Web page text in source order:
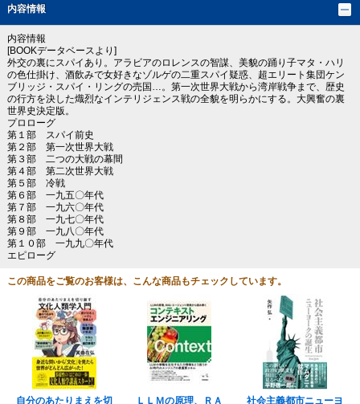
内容情報
内容情報
[BOOKデータベースより]
外交の裏にスパイあり。アラビアのロレンスの智謀、美貌の踊り子マタ・ハリ
の色仕掛け、酒飲みで女好きなゾルゲの二重スパイ疑惑、超エリート集団ケン
ブリッジ・スパイ・リングの売国…。第一次世界大戦から湾岸戦争まで、歴史
の行方を決した熾烈なインテリジェンス戦の全貌を明らかにする。大興奮の裏
世界史決定版。
プロローグ
第１部 スパイ前史
第２部 第一次世界大戦
第３部 二つの大戦の幕間
第４部 第二次世界大戦
第５部 冷戦
第６部 一九五〇年代
第７部 一九六〇年代
第８部 一九七〇年代
第９部 一九八〇年代
第１０部 一九九〇年代
エピローグ
この商品をご覧のお客様は、こんな商品もチェックしています。
自分のあたりまえを切
ＬＬＭの原理、ＲＡ
社会主義都市ニューヨ